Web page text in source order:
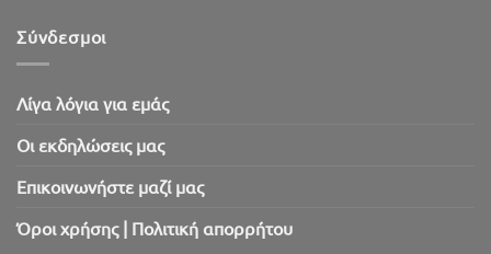
Σύνδεσμοι
Λίγα λόγια για εμάς
Oι εκδηλώσεις μας
Επικοινωνήστε μαζί μας
Όροι χρήσης | Πολιτική απορρήτου